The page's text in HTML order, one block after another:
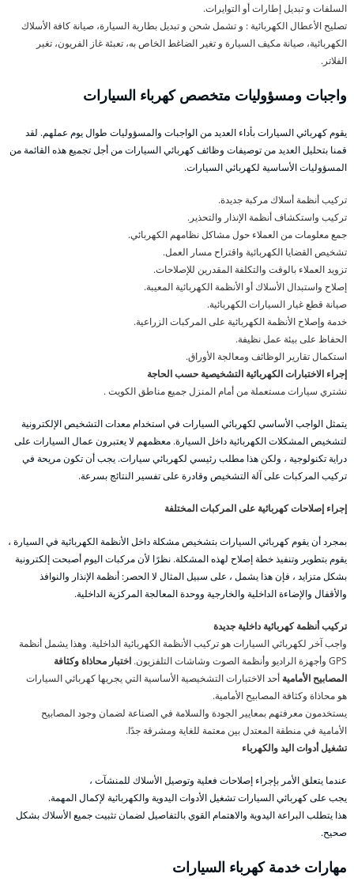
السلفات و تبديل إطارات أو التوايرات.
تصليح الأعطال الكهربائية : و تشمل شحن و تبديل بطارية السيارة، صيانة كافة الأسلاك
الكهربائية، صيانة مكيف السيارة و تغير الضاغط الخاص به، تعبئة غاز الفريون، تغير
الفلاتر.
واجبات ومسؤوليات متخصص كهرباء السيارات
يقوم كهربائي السيارات بأداء العديد من الواجبات والمسؤوليات طوال يوم عملهم. لقد
قمنا بتحليل العديد من توصيفات وظائف كهربائي السيارات من أجل تجميع هذه القائمة من
المسؤوليات الأساسية لكهربائي السيارات.
تركيب أنظمة أسلاك مركبة جديدة.
تركيب واستكشاف أنظمة الإنذار والتحذير.
جمع معلومات من العملاء حول مشاكل نظامهم الكهربائي.
تشخيص القضايا الكهربائية واقتراح مسار العمل.
تزويد العملاء بالوقت والتكلفة المقدرين للإصلاحات.
إصلاح واستبدال الأسلاك أو الأنظمة الكهربائية المعيبة.
صيانة قطع غيار السيارات الكهربائية.
خدمة وإصلاح الأنظمة الكهربائية على المركبات الزراعية.
الحفاظ على بيئة عمل نظيفة.
استكمال تقارير الوظائف ومعالجة الأوراق.
إجراء الاختبارات الكهربائية التشخيصية حسب الحاجة
نشتري سيارات مستعملة من أمام المنزل جميع مناطق الكويت .
يتمثل الواجب الأساسي لكهربائي السيارات في استخدام معدات التشخيص الإلكترونية
لتشخيص المشكلات الكهربائية داخل السيارة. معظمهم لا يعتبرون عمال السيارات على
دراية تكنولوجية ، ولكن هذا مطلب رئيسي لكهربائي سيارات. يجب أن تكون مريحة في
تركيب المركبات على آلة التشخيص وقادرة على تفسير النتائج بسرعة.
إجراء إصلاحات كهربائية على المركبات المختلفة
بمجرد أن يقوم كهربائي السيارات بتشخيص مشكلة داخل الأنظمة الكهربائية في السيارة ،
يقوم بتطوير وتنفيذ خطة إصلاح لهذه المشكلة. نظرًا لأن مركبات اليوم أصبحت إلكترونية
بشكل متزايد ، فإن هذا يشمل ، على سبيل المثال لا الحصر: أنظمة الإنذار والنوافذ
والأقفال والإضاءة الداخلية والخارجية ووحدة المعالجة المركزية الداخلية.
تركيب أنظمة كهربائية داخلية جديدة
واجب آخر لكهربائي السيارات هو تركيب الأنظمة الكهربائية الداخلية. وهذا يشمل أنظمة
GPS وأجهزة الراديو وأنظمة الصوت وشاشات التلفزيون.
اختبار محاذاة وكثافة
المصابيح الأمامية أحد الاختبارات التشخيصية الأساسية التي يجريها كهربائي السيارات
هو محاذاة وكثافة المصابيح الأمامية.
يستخدمون معرفتهم بمعايير الجودة والسلامة في الصناعة لضمان وجود المصابيح
الأمامية في منطقة المعتدل بين معتمة للغاية ومشرقة جدًا.
تشغيل أدوات اليد والكهرباء
عندما يتعلق الأمر بإجراء إصلاحات فعلية وتوصيل الأسلاك للمنشآت ،
يجب على كهربائي السيارات تشغيل الأدوات اليدوية والكهربائية لإكمال المهمة.
هذا يتطلب البراعة اليدوية والاهتمام القوي بالتفاصيل لضمان تثبيت جميع الأسلاك بشكل
صحيح.
مهارات خدمة كهرباء السيارات